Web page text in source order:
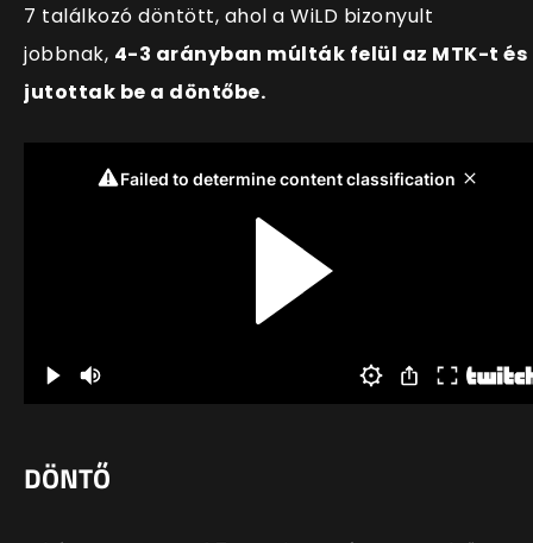
7 találkozó döntött, ahol a WiLD bizonyult
jobbnak, 4-3 arányban múlták felül az MTK-t és
jutottak be a döntőbe.
DÖNTŐ